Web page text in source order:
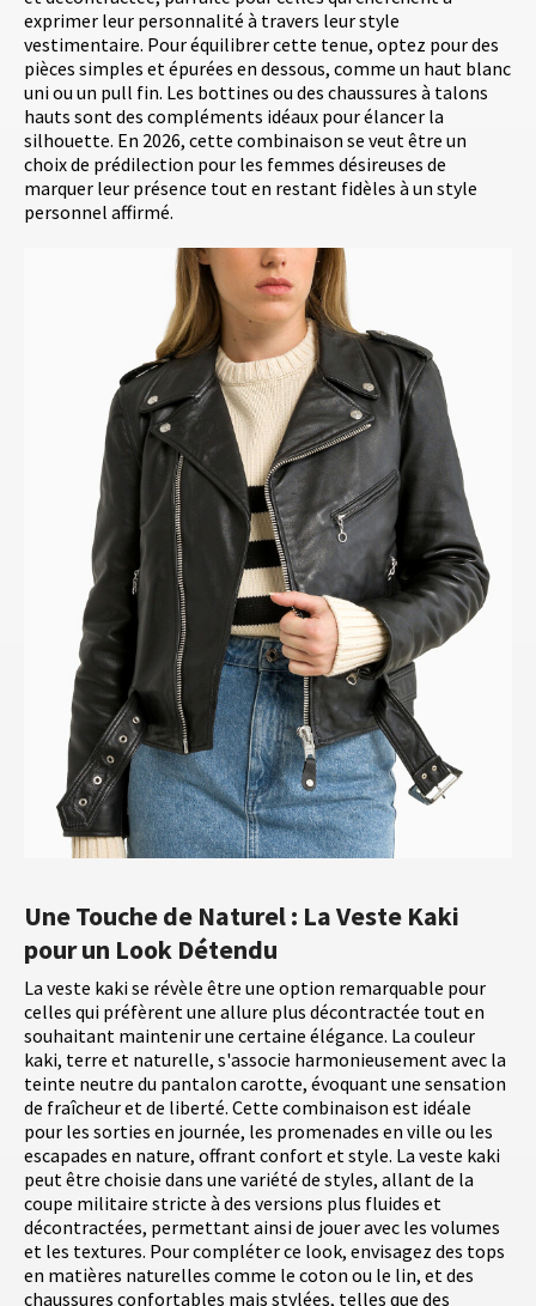
exprimer leur personnalité à travers leur style
vestimentaire. Pour équilibrer cette tenue, optez pour des
pièces simples et épurées en dessous, comme un haut blanc
uni ou un pull fin. Les bottines ou des chaussures à talons
hauts sont des compléments idéaux pour élancer la
silhouette. En 2026, cette combinaison se veut être un
choix de prédilection pour les femmes désireuses de
marquer leur présence tout en restant fidèles à un style
personnel affirmé.
Une Touche de Naturel : La Veste Kaki
pour un Look Détendu
La veste kaki se révèle être une option remarquable pour
celles qui préfèrent une allure plus décontractée tout en
souhaitant maintenir une certaine élégance. La couleur
kaki, terre et naturelle, s'associe harmonieusement avec la
teinte neutre du pantalon carotte, évoquant une sensation
de fraîcheur et de liberté. Cette combinaison est idéale
pour les sorties en journée, les promenades en ville ou les
escapades en nature, offrant confort et style. La veste kaki
peut être choisie dans une variété de styles, allant de la
coupe militaire stricte à des versions plus fluides et
décontractées, permettant ainsi de jouer avec les volumes
et les textures. Pour compléter ce look, envisagez des tops
en matières naturelles comme le coton ou le lin, et des
chaussures confortables mais stylées, telles que des